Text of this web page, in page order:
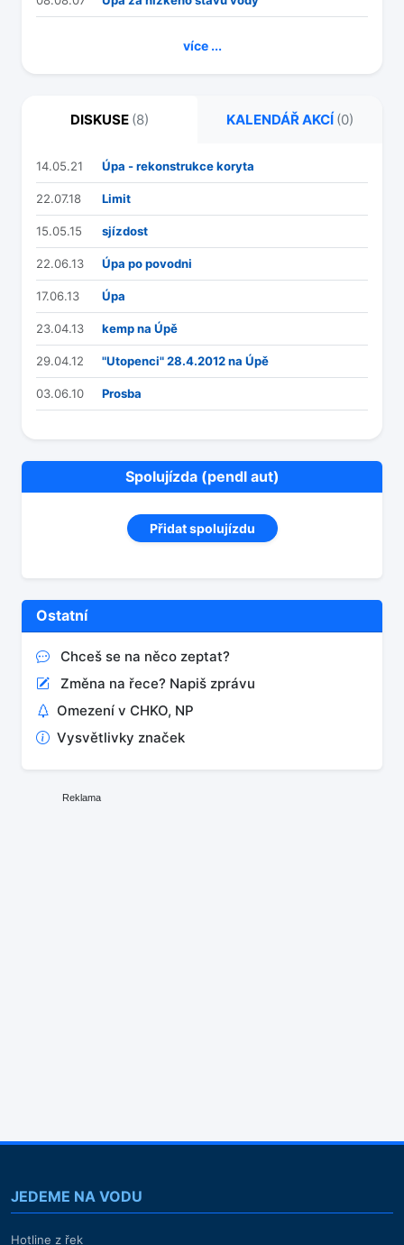
více ...
DISKUSE (8) KALENDÁŘ AKCÍ (0)
14.05.21 Úpa - rekonstrukce koryta
22.07.18 Limit
15.05.15 sjízdost
22.06.13 Úpa po povodni
17.06.13 Úpa
23.04.13 kemp na Úpě
29.04.12 "Utopenci" 28.4.2012 na Úpě
03.06.10 Prosba
Spolujízda (pendl aut)
Přidat spolujízdu
Ostatní
Chceš se na něco zeptat?
Změna na řece? Napiš zprávu
Omezení v CHKO, NP
Vysvětlivky značek
Reklama
JEDEME NA VODU
Hotline z řek